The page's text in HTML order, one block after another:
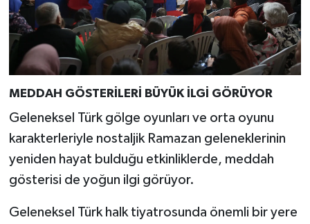
MEDDAH GÖSTERİLERİ BÜYÜK İLGİ GÖRÜYOR
Geleneksel Türk gölge oyunları ve orta oyunu
karakterleriyle nostaljik Ramazan geleneklerinin
yeniden hayat bulduğu etkinliklerde, meddah
gösterisi de yoğun ilgi görüyor.
Geleneksel Türk halk tiyatrosunda önemli bir yere